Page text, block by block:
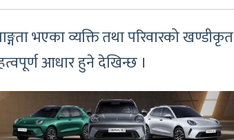
भएका व्यक्ति तथा परिवारको
आधार हुने देखिन्छ ।